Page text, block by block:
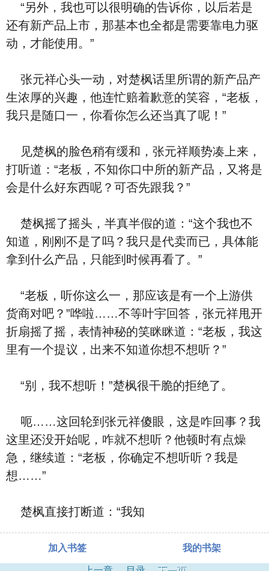
“另外，我也可以很明确的告诉你，以后若是
还有新产品上市，那基本也全都是需要靠电力驱
动，才能使用。”
张元祥心头一动，对楚枫话里所谓的新产品产
生浓厚的兴趣，他连忙赔着歉意的笑容，“老板，
我只是随口一，你看你怎么还当真了呢！”
见楚枫的脸色稍有缓和，张元祥顺势凑上来，
打听道：“老板，不知你口中所的新产品，又将是
会是什么好东西呢？可否先跟我？”
楚枫摇了摇头，半真半假的道：“这个我也不
知道，刚刚不是了吗？我只是代卖而已，具体能
拿到什么产品，只能到时候再看了。”
“老板，听你这么一，那应该是有一个上游供
货商对吧？”哗啦……不等叶宇回答，张元祥甩开
折扇摇了摇，表情神秘的笑眯眯道：“老板，我这
里有一个提议，出来不知道你想不想听？”
“别，我不想听！”楚枫很干脆的拒绝了。
呃……这回轮到张元祥傻眼，这是咋回事？我
这里还没开始呢，咋就不想听？他顿时有点燥
急，继续道：“老板，你确定不想听听？我是
想……”
楚枫直接打断道：“我知
加入书签 我的书架